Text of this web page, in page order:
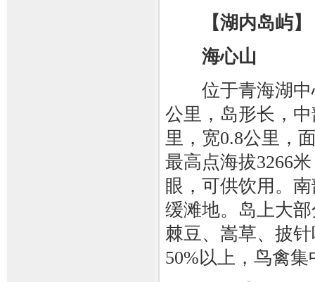
【湖内岛屿】
海心山
位于青海湖中
公里，岛形长，
里，宽0.8公里，
最高点海拔3266
眼，可供饮用。
缓滩地。岛上大
棘豆、嵩草、披
50%以上，鸟禽